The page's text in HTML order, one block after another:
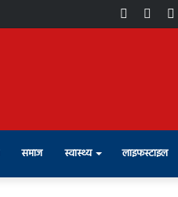
Facebook
समाज स्वास्थ्य लाइफस्टाइल